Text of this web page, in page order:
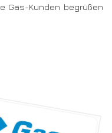
Gas-Kunden begrüßen